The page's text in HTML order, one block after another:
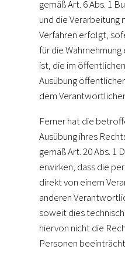
gemäß Art. 6 Abs. 1
und die
Verfahren erfolgt,
für die
ist, die im
Ausübung
dem
Ferner hat die
Ausübung ihres
gemäß Art. 20 Abs. 1
erwirken, dass die
direkt von einem
anderen
soweit dies
hiervon nicht die
Personen